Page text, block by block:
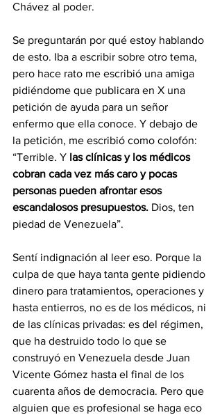
Chávez al poder.
Se preguntarán por qué estoy hablando
de esto. Iba a escribir sobre otro tema,
pero hace rato me escribió una amiga
pidiéndome que publicara en X una
petición de ayuda para un señor
enfermo que ella conoce. Y debajo de
la petición, me escribió como colofón:
“Terrible. Y las clínicas y los médicos
cobran cada vez más caro y pocas
personas pueden afrontar esos
escandalosos presupuestos. Dios, ten
piedad de Venezuela”.
Sentí indignación al leer eso. Porque la
culpa de que haya tanta gente pidiendo
dinero para tratamientos, operaciones y
hasta entierros, no es de los médicos, ni
de las clínicas privadas: es del régimen,
que ha destruido todo lo que se
construyó en Venezuela desde Juan
Vicente Gómez hasta el final de los
cuarenta años de democracia. Pero que
alguien que es profesional se haga eco